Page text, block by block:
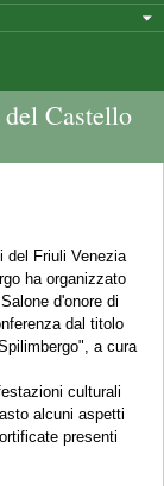
Castello
del Friuli Venezia
ha organizzato
d'onore di
dal titolo
a cura
culturali
alcuni aspetti
presenti